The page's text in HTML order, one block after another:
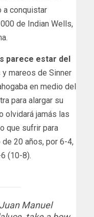
a conquistar
de Indian Wells,
parece estar del
mareos de Sinner
en medio del
para alargar su
olvidará jamás las
que sufrir para
20 años, por 6-4,
(10-8).
Manuel